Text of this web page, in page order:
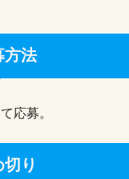
方法
応募。
り